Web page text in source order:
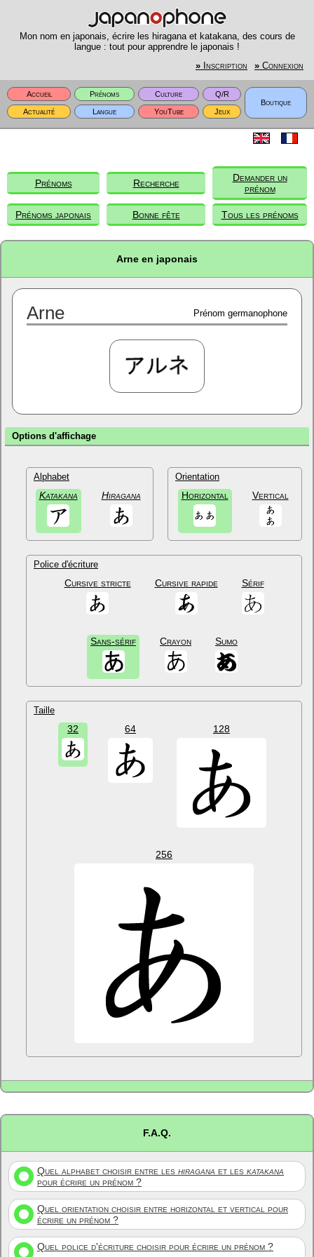
Mon nom en japonais, écrire les hiragana et katakana, des cours de
langue : tout pour apprendre le japonais !
» Inscription » Connexion
Accueil Prénoms Culture
Q/R
Boutique
Actualité
Langue YouTube Jeux
Prénoms Recherche
Demander un
prénom
Prénoms japonais Bonne fête Tous les prénoms
Arne en japonais
Arne Prénom germanophone
Options d'affichage
Alphabet
Katakana Hiragana
Orientation
Horizontal Vertical
Police d'écriture
Cursive stricte Cursive rapide Sérif
Sans-sérif Crayon Sumo
Taille
32 64 128
256
F.A.Q.
Quel alphabet choisir entre les hiragana et les katakana
pour écrire un prénom ?
Quel orientation choisir entre horizontal et vertical pour
écrire un prénom ?
Quel police d'écriture choisir pour écrire un prénom ?